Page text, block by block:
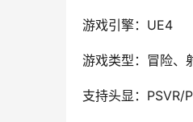
游戏引擎：UE4
游戏类型：冒险、
支持头显：PSVR/